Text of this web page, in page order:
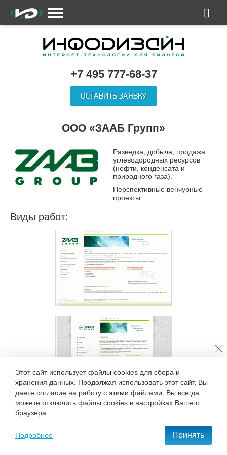
+7 495 777-68-37
ОСТАВИТЬ ЗАЯВКУ
ООО «ЗААБ Групп»
Разведка, добыча, продажа
углеводородных ресурсов
(нефти, конденсата и
природного газа).
Перспективные венчурные
проекты.
Виды работ:
Разработка сайта для ООО
«ЗААБ Инвест»(2006)
+7 495 777-68-37
Этот сайт использует файлы cookies для сбора и
хранения данных. Продолжая использовать этот сайт, Вы
даете согласие на работу с этими файлами. Вы всегда
можете отключить файлы cookies в настройках Вашего
браузера.
Подробнее Принять